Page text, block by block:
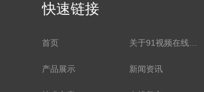
快速链接
首页
产品展示 新闻资讯